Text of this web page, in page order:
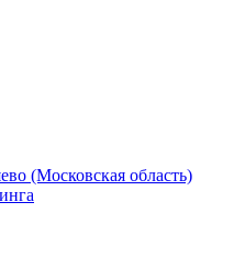
(Московская область)